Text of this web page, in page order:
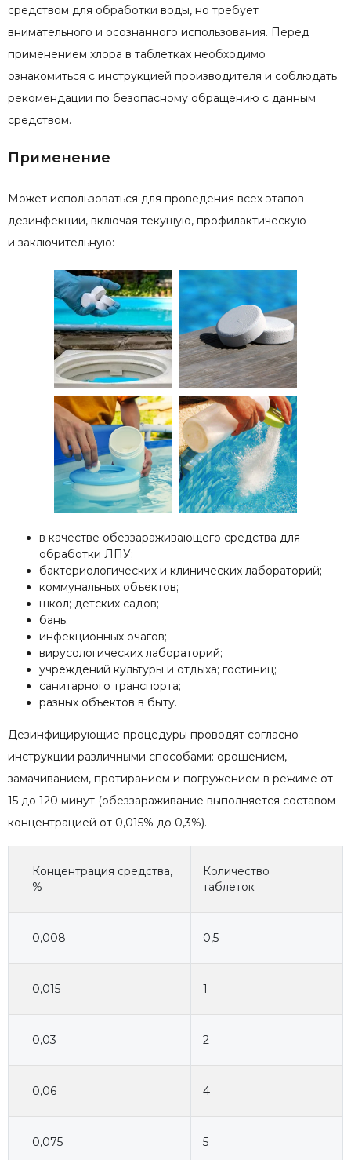
средством для обработки воды, но требует
внимательного и осознанного использования. Перед
применением хлора в таблетках необходимо
ознакомиться с инструкцией производителя и соблюдать
рекомендации по безопасному обращению с данным
средством.
Применение
Может использоваться для проведения всех этапов
дезинфекции, включая текущую, профилактическую
и заключительную:
в качестве обеззараживающего средства для
обработки ЛПУ;
бактериологических и клинических лабораторий;
коммунальных объектов;
школ; детских садов;
бань;
инфекционных очагов;
вирусологических лабораторий;
учреждений культуры и отдыха; гостиниц;
санитарного транспорта;
разных объектов в быту.
Дезинфицирующие процедуры проводят согласно
инструкции различными способами: орошением,
замачиванием, протиранием и погружением в режиме от
15 до 120 минут (обеззараживание выполняется составом
концентрацией от 0,015% до 0,3%).
Концентрация средства,
%
Количество
таблеток
0,008 0,5
0,015 1
0,03 2
0,06 4
0,075 5